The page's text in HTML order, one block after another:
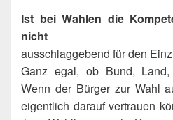
Ist bei Wahlen die
nicht
ausschlaggebend für den
Ganz egal, ob Bund,
Wenn der Bürger zur Wahl
eigentlich darauf vertrauen